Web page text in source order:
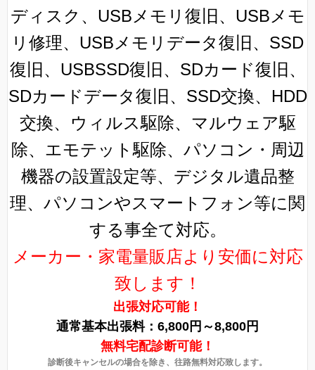
ディスク、USBメモリ復旧、USBメモ
リ修理、USBメモリデータ復旧、SSD
復旧、USBSSD復旧、SDカード復旧、
SDカードデータ復旧、SSD交換、HDD
交換、ウィルス駆除、マルウェア駆
除、エモテット駆除、パソコン・周辺
機器の設置設定等、デジタル遺品整
理、パソコンやスマートフォン等に関
する事全て対応。
メーカー・家電量販店より安価に対応
致します！
出張対応可能！
通常基本出張料：6,800円～8,800円
無料宅配診断可能！
診断後キャンセルの場合を除き、往路無料対応致します。